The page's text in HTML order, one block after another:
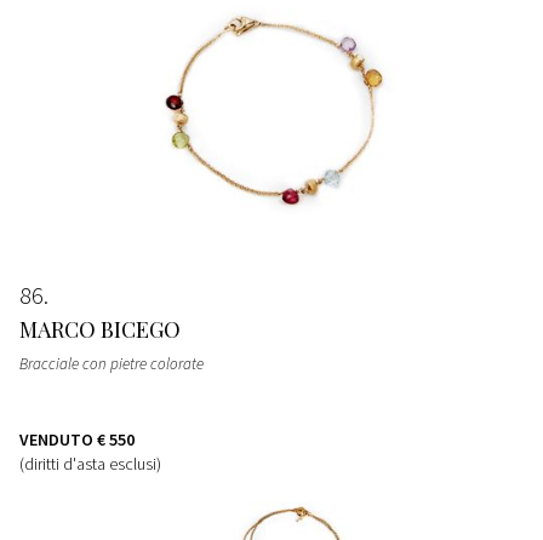
86
MARCO BICEGO
Bracciale con pietre colorate
VENDUTO € 550
(diritti d'asta esclusi)